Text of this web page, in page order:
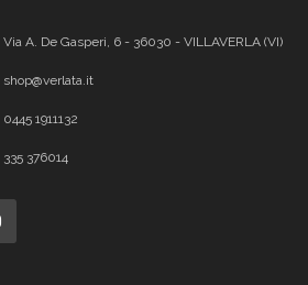
Via A. De Gasperi, 6 - 36030 - VILLAVERLA (VI)
shop@verlata.it
0445 1911132
335 376014